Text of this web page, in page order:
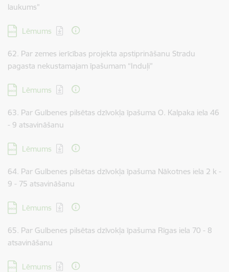
laukums”
Lejupielādēt:
Lēmums
62. Par zemes ierīcības projekta apstiprināšanu Stradu
pagasta nekustamajam īpašumam “Induļi”
Lejupielādēt:
Lēmums
63. Par Gulbenes pilsētas dzīvokļa īpašuma O. Kalpaka iela 46
- 9 atsavināšanu
Lejupielādēt:
Lēmums
64. Par Gulbenes pilsētas dzīvokļa īpašuma Nākotnes iela 2 k -
9 - 75 atsavināšanu
Lejupielādēt:
Lēmums
65. Par Gulbenes pilsētas dzīvokļa īpašuma Rīgas iela 70 - 8
atsavināšanu
Lejupielādēt:
Lēmums